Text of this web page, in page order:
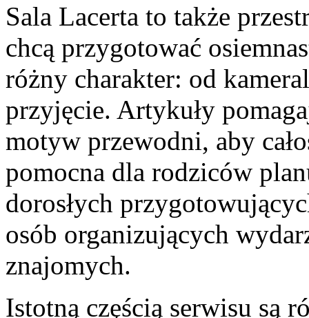
Sala Lacerta to także
chcą przygotować
różny charakter: od
przyjęcie. Artykuły
motyw przewodni, aby
pomocna dla rodziców
dorosłych
osób organizujących
znajomych.
Istotną częścią serwisu są